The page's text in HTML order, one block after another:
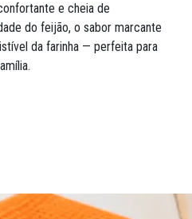
e cheia de
do feijão, o sabor marcante
da farinha — perfeita para